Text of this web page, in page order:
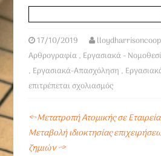
17/10/2019
Αρθρογραφία, Εργασιακά -
, Εργασιακά-Απασχόληση ,
επιτρέπεται σχολιασμός
←Μετατροπή Ατομικής σε
Μεταβολή ιδιοκτησίας
ζημιών→